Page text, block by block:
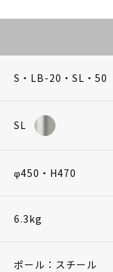
S・LB-20・SL・50
SL
φ450・H470
6.3kg
ポール：スチール